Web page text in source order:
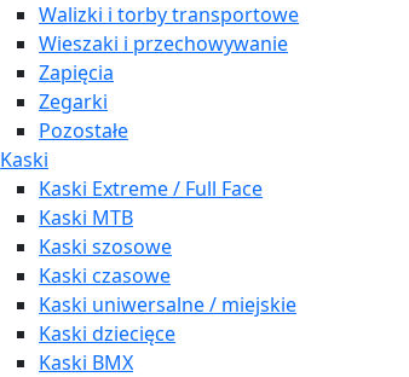
Walizki i torby transportowe
Wieszaki i przechowywanie
Zapięcia
Zegarki
Pozostałe
Kaski
Kaski Extreme / Full Face
Kaski MTB
Kaski szosowe
Kaski czasowe
Kaski uniwersalne / miejskie
Kaski dziecięce
Kaski BMX